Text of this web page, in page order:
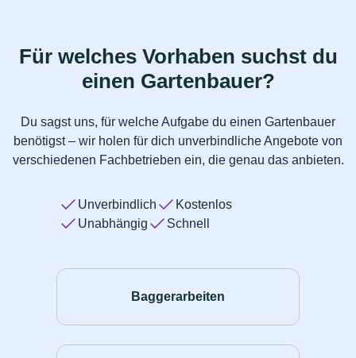
Für welches Vorhaben suchst du
einen Gartenbauer?
Du sagst uns, für welche Aufgabe du einen Gartenbauer
benötigst – wir holen für dich unverbindliche Angebote von
verschiedenen Fachbetrieben ein, die genau das anbieten.
Unverbindlich
Kostenlos
Unabhängig
Schnell
Baggerarbeiten